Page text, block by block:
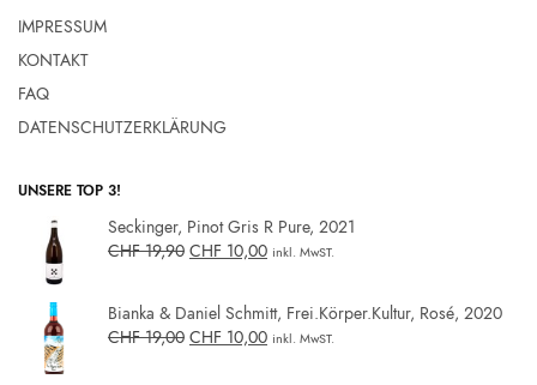
IMPRESSUM
KONTAKT
FAQ
DATENSCHUTZERKLÄRUNG
UNSERE TOP 3!
Seckinger, Pinot Gris R Pure, 2021
CHF19,90 CHF 10,00 inkl. MwST.
Bianka & Daniel Schmitt, Frei.Körper.Kultur, Rosé, 2020
CHF19,00 CHF 10,00 inkl. MwST.